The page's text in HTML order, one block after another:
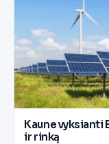
Kaune vyksianti
ir rinką